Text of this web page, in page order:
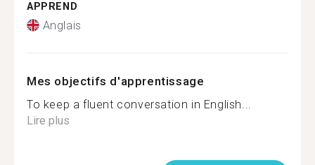
APPREND
Anglais
Mes objectifs d'apprentissage
To keep a fluent conversation in English...
Lire plus